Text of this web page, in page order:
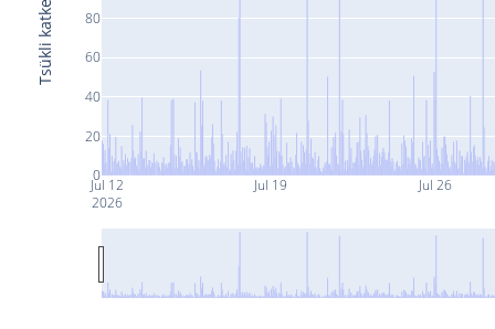
Jul 12
2026
Jul 19 Jul 26
0
20
40
60
80